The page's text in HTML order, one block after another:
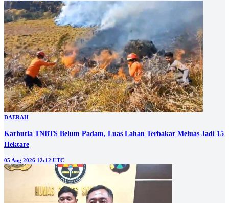
DAERAH
Karhutla TNBTS Belum Padam, Luas Lahan Terbakar Meluas Jadi 15
Hektare
05 Aug 2026 12:12 UTC